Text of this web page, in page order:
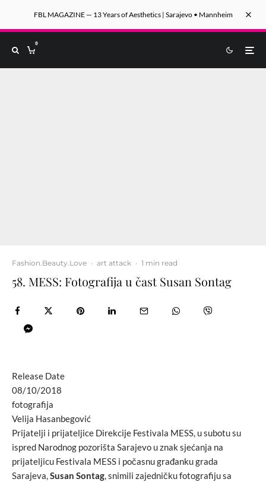
FBL MAGAZINE — 13 Years of Aesthetics | Sarajevo • Mannheim
0
Fashion.Beauty.Love · art attack · 1 min read
58. MESS: Fotografija u čast Susan Sontag
Release Date
08/10/2018
fotografija
Velija Hasanbegović
Prijatelji i prijateljice Direkcije Festivala MESS, u subotu su
ispred Narodnog pozorišta Sarajevo u znak sjećanja na
prijateljicu Festivala MESS i počasnu građanku grada
Sarajeva,Susan Sontag, snimili zajedničku fotografiju sa